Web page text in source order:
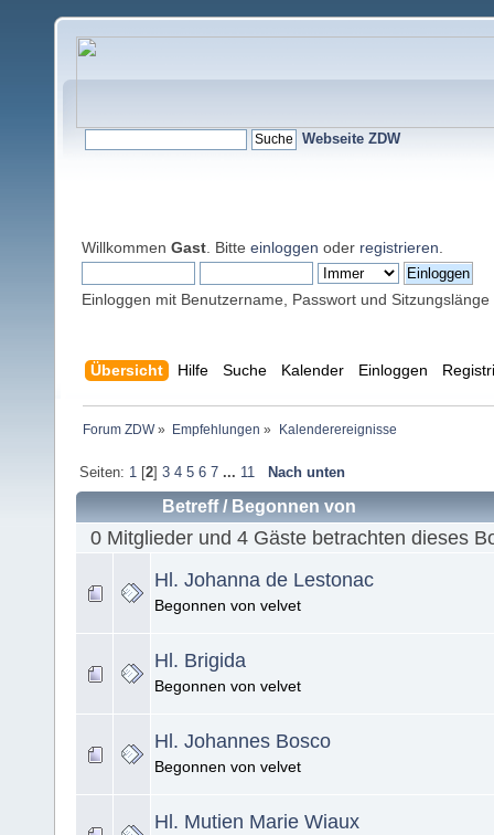
Webseite ZDW
Willkommen Gast . Bitte einloggen oder registrieren
Einloggen mit Benutzername, Passwort und Sitzungslänge
Übersicht Hilfe Suche Kalender Einloggen
Forum ZDW» Empfehlungen » Kalenderereignisse
Seiten: 1[2] 3 4 5 6 7 ... 11 Nach unten
Betreff/ Begonnen von
0 Mitglieder und 4 Gäste betrachten dieses
Hl. Johanna de Lestonac
Begonnen von velvet
Hl. Brigida
Begonnen von velvet
Hl. Johannes Bosco
Begonnen von velvet
Hl. Mutien Marie Wiaux